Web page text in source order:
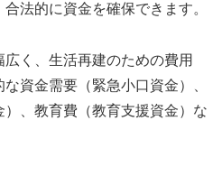
法的に資金を確保できます。
く、生活再建のための費用
資金需要（緊急小口資金）、
、教育費（教育支援資金）な